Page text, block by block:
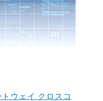
ウェイ クロスコ